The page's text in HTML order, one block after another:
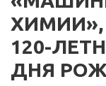
ХИМИИ»,
120-
ДНЯ